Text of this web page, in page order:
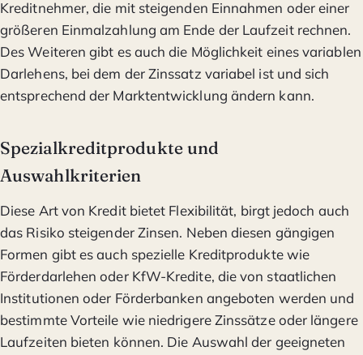
Kreditnehmer, die mit steigenden Einnahmen oder einer
größeren Einmalzahlung am Ende der Laufzeit rechnen.
Des Weiteren gibt es auch die Möglichkeit eines variablen
Darlehens, bei dem der Zinssatz variabel ist und sich
entsprechend der Marktentwicklung ändern kann.
Spezialkreditprodukte und
Auswahlkriterien
Diese Art von Kredit bietet Flexibilität, birgt jedoch auch
das Risiko steigender Zinsen. Neben diesen gängigen
Formen gibt es auch spezielle Kreditprodukte wie
Förderdarlehen oder KfW-Kredite, die von staatlichen
Institutionen oder Förderbanken angeboten werden und
bestimmte Vorteile wie niedrigere Zinssätze oder längere
Laufzeiten bieten können. Die Auswahl der geeigneten